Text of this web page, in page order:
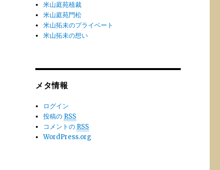
米山庭苑植裁
米山庭苑門松
米山拓未のプライベート
米山拓未の想い
メタ情報
ログイン
投稿の RSS
コメントの RSS
WordPress.org